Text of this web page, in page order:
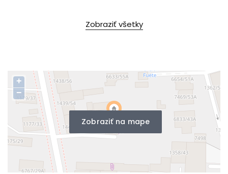
Zobraziť všetky
Zobraziť na mape
+
−